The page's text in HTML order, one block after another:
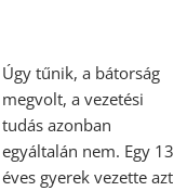
Úgy tűnik, a bátorság
megvolt, a vezetési
tudás azonban
egyáltalán nem. Egy 13
éves gyerek vezette azt